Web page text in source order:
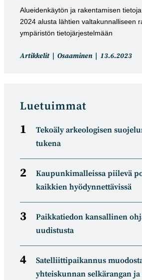
Alueidenkäytön ja rakentamisen
2024 alusta lähtien valtakunnalliseen
ympäristön tietojärjestelmään
Artikkelin
Artikkelit Osaaminen
Artikkeli
13.6.2023
Luetuimmat
Tekoäly arkeologisen
tukena
Kaupunkimalleissa piilevä
kaikkien hyödynnettävissä
Paikkatiedon kansallinen
uudistusta
Satelliitti­paikannus
yhteiskunnan selkä­rangan